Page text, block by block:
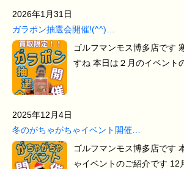
2026年1月31日
ガラポン抽選会開催!(^^)…
ゴルフマンモス博多店です
すね 本日は２月のイベント
2025年12月4日
冬のがちゃがちゃイベント開催…
ゴルフマンモス博多店です
ゃイベントのご紹介です 12